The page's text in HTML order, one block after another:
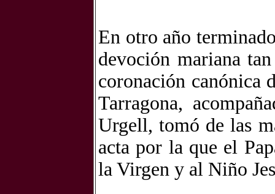
En otro año
devoción mariana
coronación canónica
Tarragona,
Urgell, tomó de las
acta por la que el
la Virgen y al Niño